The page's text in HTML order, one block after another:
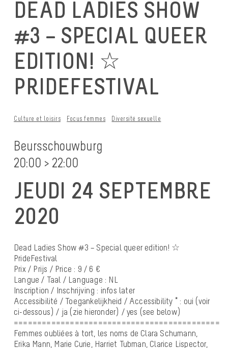
DEAD LADIES SHOW
#3 – SPECIAL QUEER
EDITION! ☆
PRIDEFESTIVAL
Culture et loisirs Focus femmes Diversité sexuelle
Beursschouwburg
20:00 > 22:00
JEUDI 24 SEPTEMBRE
2020
Dead Ladies Show #3 – Special queer edition! ☆
PrideFestival
Prix / Prijs / Price : 9 / 6 €
Langue / Taal / Language : NL
Inscription / Inschrijving : infos later
Accessibilité / Toegankelijkheid / Accessibility * : oui (voir
ci-dessous) / ja (zie hieronder) / yes (see below)
============================================
Femmes oubliées à tort, les noms de Clara Schumann,
Erika Mann, Marie Curie, Harriet Tubman, Clarice Lispector,